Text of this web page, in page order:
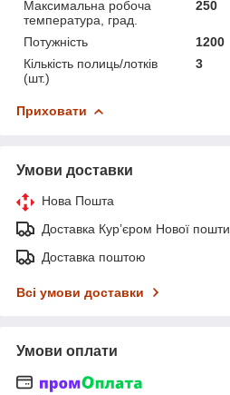
Максимальна робоча
температура, град.
250
Потужність
1200
Кількість полиць/лотків
(шт.)
3
Приховати
Умови доставки
Нова Пошта
Доставка Курʼєром Нової пошти
Доставка поштою
Всі умови доставки
Умови оплати